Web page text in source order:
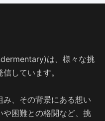
は、様々な挑
しています。
、その背景にある想い
困難との格闘など、挑